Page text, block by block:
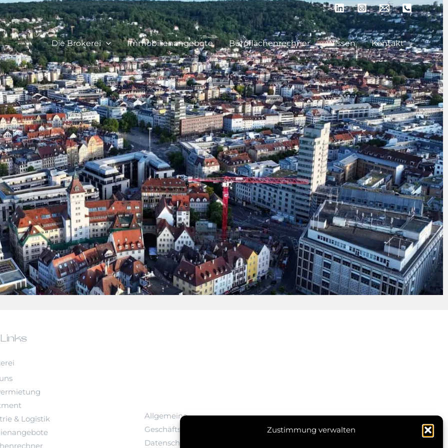
Zustimmung verwalten
Die Brokerei
Immobilienangebote Büroflächenrechner Wissen Kontakt
& Logistik
Allgemeine
Geschäftsbedingungen
Datenschutz